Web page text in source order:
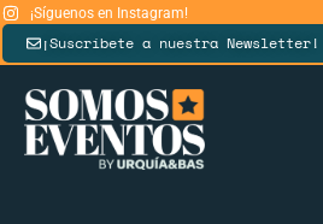
¡Síguenos en Instagram!
¡Suscríbete a nuestra Newsletter!